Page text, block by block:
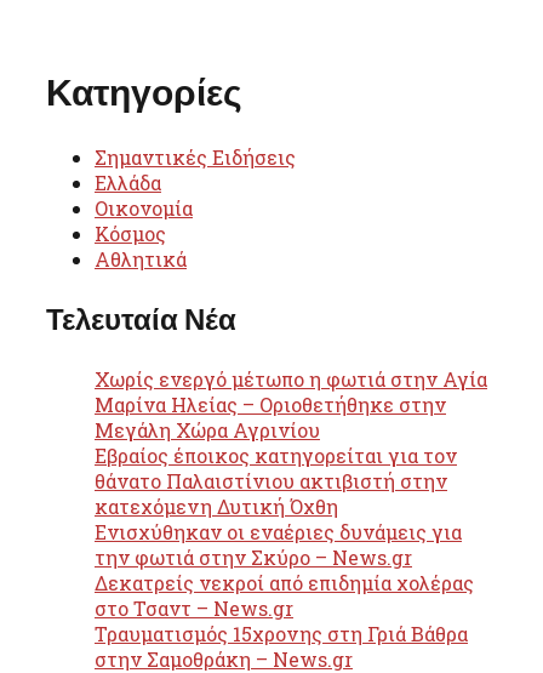
Κατηγορίες
Σημαντικές Ειδήσεις
Ελλάδα
Οικονομία
Κόσμος
Αθλητικά
Τελευταία Νέα
Χωρίς ενεργό μέτωπο η φωτιά στην Αγία
Μαρίνα Ηλείας – Οριοθετήθηκε στην
Μεγάλη Χώρα Αγρινίου
Εβραίος έποικος κατηγορείται για τον
θάνατο Παλαιστίνιου ακτιβιστή στην
κατεχόμενη Δυτική Όχθη
Ενισχύθηκαν οι εναέριες δυνάμεις για
την φωτιά στην Σκύρο – News.gr
Δεκατρείς νεκροί από επιδημία χολέρας
στο Τσαντ – News.gr
Τραυματισμός 15χρονης στη Γριά Βάθρα
στην Σαμοθράκη – News.gr